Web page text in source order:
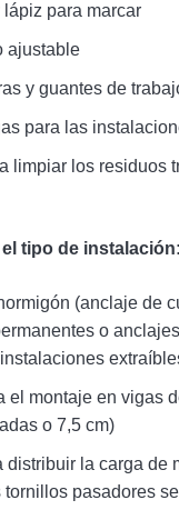
para marcar
ajustable
y guantes de
para las
limpiar los residuos
tipo de instalación:
(anclaje de
o
el montaje en vigas
o 7,5 cm)
distribuir la carga de
tornillos pasadores